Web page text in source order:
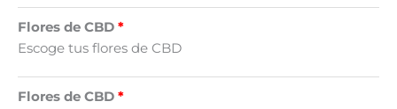
Flores de CBD
Escoge tus flores de CBD
Flores de CBD